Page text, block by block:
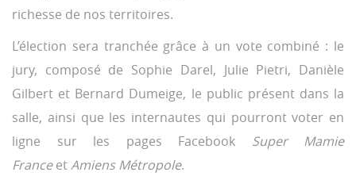
richesse de nos territoires.
L’élection sera tranchée grâce à un vote combiné : le
jury, composé de Sophie Darel, Julie Pietri, Danièle
Gilbert et Bernard Dumeige, le public présent dans la
salle, ainsi que les internautes qui pourront voter en
ligne sur les pages Facebook Super Mamie
FranceetAmiens Métropole.